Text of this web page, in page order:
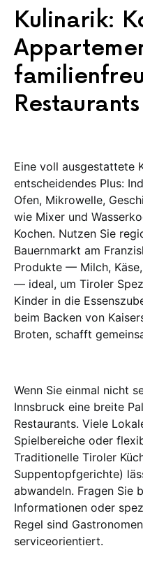
Kulinarik:
Restaurants
Eine voll ausgestattete
entscheidendes Plus:
Ofen, Mikrowelle,
wie Mixer und
Kochen. Nutzen Sie
Bauernmarkt am
Produkte — Milch,
— ideal, um Tiroler
Kinder in die
beim Backen von
Broten, schafft
Wenn Sie einmal nicht
Innsbruck eine breite
Restaurants. Viele
Spielbereiche oder
Traditionelle Tiroler
Suppentopfgerichte)
abwandeln. Fragen Sie
Informationen oder
Regel sind
serviceorientiert.